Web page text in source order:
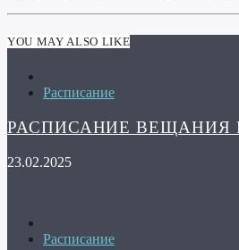
YOU MAY ALSO LIKE
Расписание
РАСПИСАНИЕ ВЕЩАНИЯ
23.02.2025
Расписание